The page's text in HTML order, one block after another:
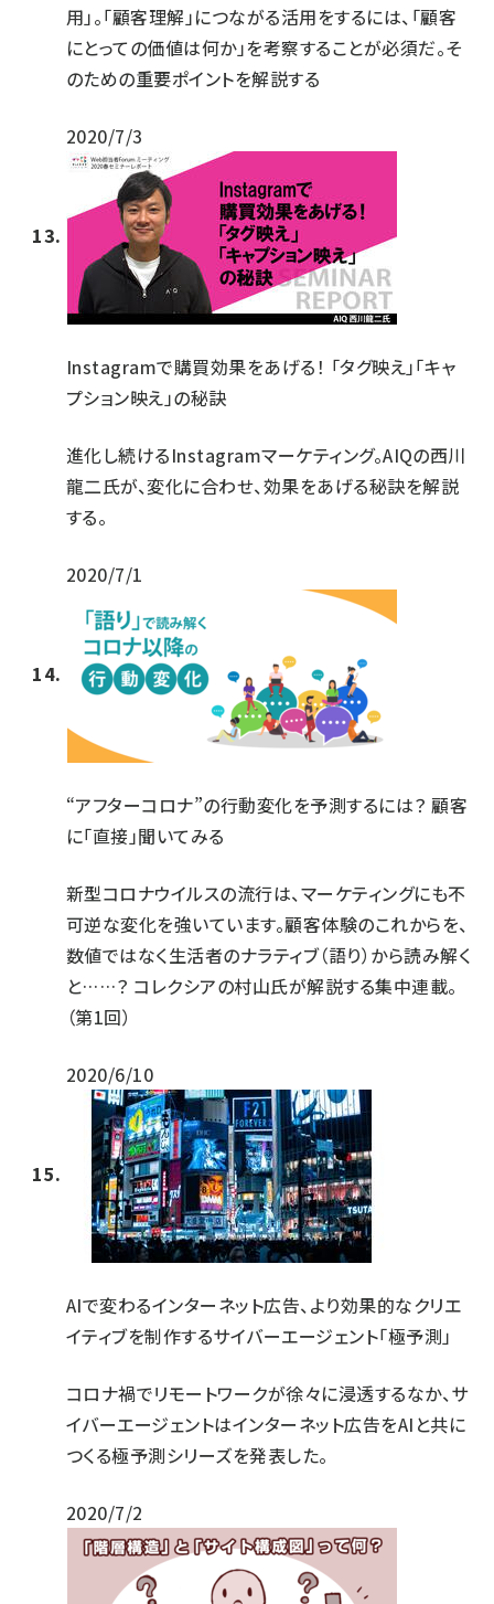
用」。「顧客理解」につながる活用をするには、「顧客
にとっての価値は何か」を考察することが必須だ。そ
のための重要ポイントを解説する
2020/7/3
Instagramで購買効果をあげる！ 「タグ映え」「キャ
プション映え」の秘訣
進化し続けるInstagramマーケティング。AIQの西川
龍二氏が、変化に合わせ、効果をあげる秘訣を解説
する。
2020/7/1
“アフターコロナ”の行動変化を予測するには？ 顧客
に「直接」聞いてみる
新型コロナウイルスの流行は、マーケティングにも不
可逆な変化を強いています。顧客体験のこれからを、
数値ではなく生活者のナラティブ（語り）から読み解く
と……？ コレクシアの村山氏が解説する集中連載。
（第1回）
2020/6/10
AIで変わるインターネット広告、より効果的なクリエ
イティブを制作するサイバーエージェント「極予測」
コロナ禍でリモートワークが徐々に浸透するなか、サ
イバーエージェントはインターネット広告をAIと共に
つくる極予測シリーズを発表した。
2020/7/2